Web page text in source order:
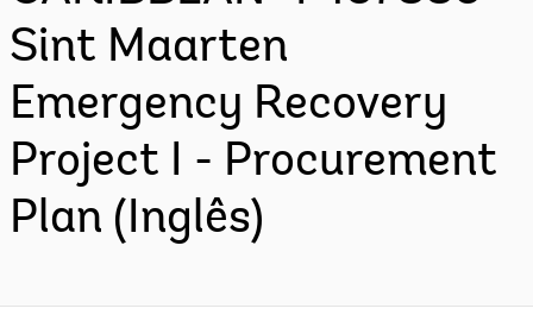
Sint Maarten
Emergency Recovery
Project I - Procurement
Plan (Inglês)